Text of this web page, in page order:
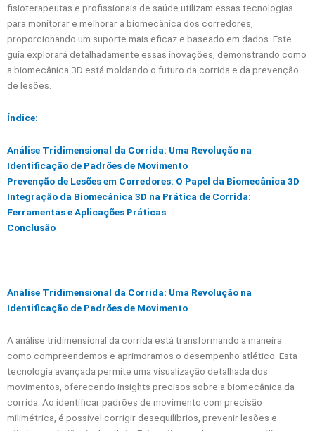
fisioterapeutas e profissionais de saúde utilizam essas tecnologias
para monitorar e melhorar a biomecânica dos corredores,
proporcionando um suporte mais eficaz e baseado em dados. Este
guia explorará detalhadamente essas inovações, demonstrando como
a biomecânica 3D está moldando o futuro da corrida e da prevenção
de lesões.
Índice:
Análise Tridimensional da Corrida: Uma Revolução na
Identificação de Padrões de Movimento
Prevenção de Lesões em Corredores: O Papel da Biomecânica 3D
Integração da Biomecânica 3D na Prática de Corrida:
Ferramentas e Aplicações Práticas
Conclusão
Análise Tridimensional da Corrida: Uma Revolução na
Identificação de Padrões de Movimento
A análise tridimensional da corrida está transformando a maneira
como compreendemos e aprimoramos o desempenho atlético. Esta
tecnologia avançada permite uma visualização detalhada dos
movimentos, oferecendo insights precisos sobre a biomecânica da
corrida. Ao identificar padrões de movimento com precisão
milimétrica, é possível corrigir desequilíbrios, prevenir lesões e